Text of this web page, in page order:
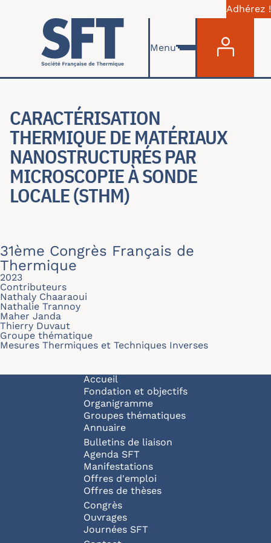
Aller au contenu principal
Adhérez !
Menu
CARACTÉRISATION
THERMIQUE DE MATÉRIAUX
NANOSTRUCTURÉS PAR
MICROSCOPIE À SONDE
LOCALE (STHM)
31ème Congrès Français de
Thermique
2023
Contributeurs
Nathaly Chaaraoui
Nathalie Trannoy
Maher Janda
Thierry Duvaut
Groupe thématique
Mesures Thermiques et Techniques Inverses
Navigation principale
Accueil
Fondation et objectifs
Organigramme
Groupes thématiques
Annuaire
Bulletins de liaison
Agenda SFT
Manifestations
Offres d'emploi
Offres de thèses
Congrès
Ouvrages
Journées SFT